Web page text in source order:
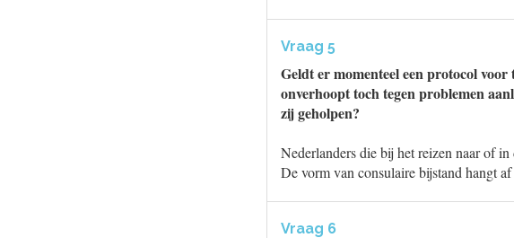
Vraag 5
Geldt er momenteel een protocol
onverhoopt toch tegen problemen
zij geholpen?
Nederlanders die bij het reizen naar of
De vorm van consulaire bijstand hangt
Vraag 6